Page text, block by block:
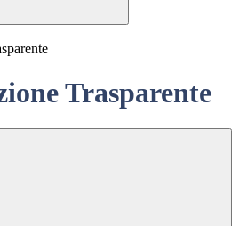
Trasparente